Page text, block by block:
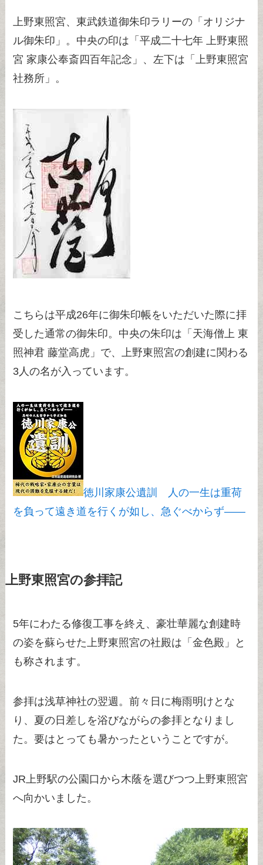
上野東照宮、東武鉄道御朱印ラリーの「オリジナ
ル御朱印」。中央の印は「平成二十七年 上野東照
宮 家康公奉斎四百年記念」、左下は「上野東照宮
社務所」。
こちらは平成26年に御朱印帳をいただいた際に拝
受した通常の御朱印。中央の朱印は「天海僧上 東
照神君 藤堂高虎」で、上野東照宮の創建に関わる
3人の名が入っています。
徳川家康公遺訓 人の一生は重荷
を負って遠き道を行くが如し、急ぐべからず――
上野東照宮の参拝記
5年にわたる修復工事を終え、豪壮華麗な創建時
の姿を蘇らせた上野東照宮の社殿は「金色殿」と
も称されます。
参拝は浅草神社の翌週。前々日に梅雨明けとな
り、夏の日差しを浴びながらの参拝となりまし
た。要はとっても暑かったということですが。
JR上野駅の公園口から木蔭を選びつつ上野東照宮
へ向かいました。